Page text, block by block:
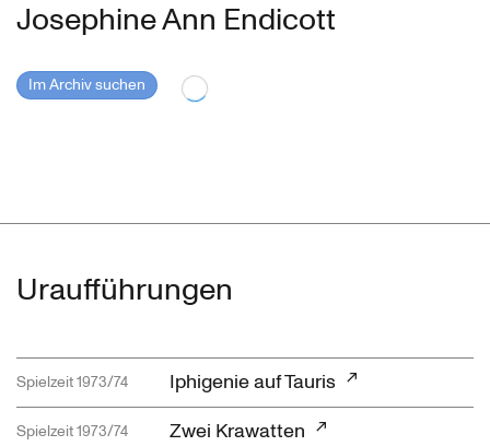
Josephine Ann Endicott
Im Archiv suchen
Uraufführungen
Spielzeit 1973/74 Iphigenie auf Tauris
Spielzeit 1973/74 Zwei Krawatten